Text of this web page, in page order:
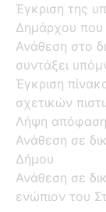
Έγκριση της
Δημάρχου που
Ανάθεση στο
συντάξει
Έγκριση
σχετικών
Λήψη
Ανάθεση σε
Δήμου
Ανάθεση σε
ενώπιον του